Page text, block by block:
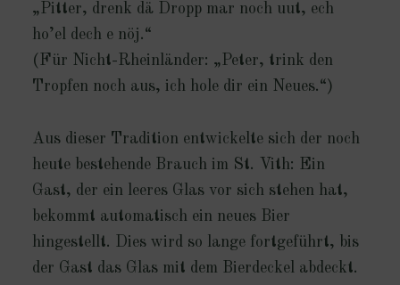
„Pitter, drenk dä Dropp mar noch uut, ech
ho’el dech e nöj.“
(Für Nicht-Rheinländer: „Peter, trink den
Tropfen noch aus, ich hole dir ein Neues.“)
Aus dieser Tradition entwickelte sich der noch
heute bestehende Brauch im St. Vith: Ein
Gast, der ein leeres Glas vor sich stehen hat,
bekommt automatisch ein neues Bier
hingestellt. Dies wird so lange fortgeführt, bis
der Gast das Glas mit dem Bierdeckel abdeckt.